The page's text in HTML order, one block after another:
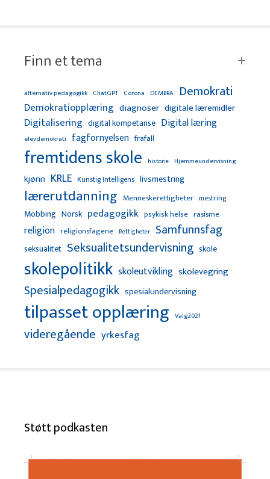
Finn et tema
alternativ pedagogikk ChatGPT Corona DEMBRA Demokrati
Demokratiopplæring diagnoser digitale læremidler
Digitalisering digital kompetanse Digital læring
elevdemokrati fagfornyelsen frafall
fremtidens skole historie Hjemmeundervisning
kjønn KRLE Kunstig Intelligens livsmestring
lærerutdanning Menneskerettigheter mestring
Mobbing Norsk pedagogikk psykisk helse rasisme
religion religionsfagene Rettigheter Samfunnsfag
seksualitet Seksualitetsundervisning skole
skolepolitikk skoleutvikling skolevegring
Spesialpedagogikk spesialundervisning
tilpasset opplæring Valg2021
videregående yrkesfag
Støtt podkasten